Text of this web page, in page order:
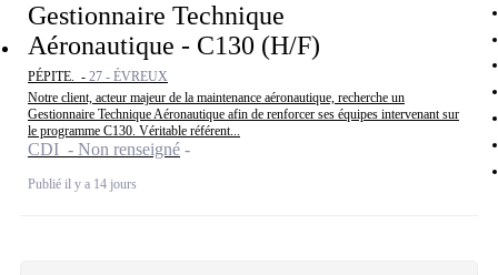
Gestionnaire Technique
Aéronautique - C130 (H/F)
PÉPITE. - 27 - ÉVREUX
Notre client, acteur majeur de la maintenance aéronautique, recherche un
Gestionnaire Technique Aéronautique afin de renforcer ses équipes intervenant sur
le programme C130. Véritable référent...
CDI - Non renseigné
Publié il y a 14 jours